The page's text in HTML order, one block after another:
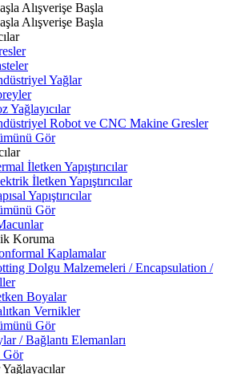
Alışverişe Başla
Alışverişe Başla
Yağlar
Yağlayıcılar
Robot ve CNC Makine Gresler
Gör
İletken Yapıştırıcılar
İletken Yapıştırıcılar
Yapıştırıcılar
Gör
Koruma
Kaplamalar
Dolgu Malzemeleri / Encapsulation /
Boyalar
Vernikler
Gör
/ Bağlantı Elemanları
Gör
Yağlayacılar